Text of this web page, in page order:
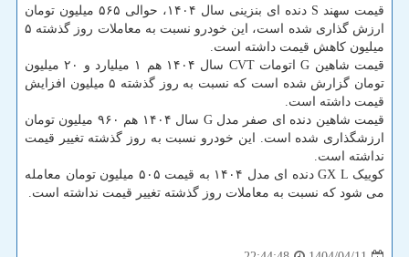
قیمت سهند S دنده ای بنزینی سال ۱۴۰۴، حوالی ۵۶۵ میلیون تومان
ارزش گذاری شده است، این خودرو نسبت به معاملات روز گذشته ۵
میلیون کاهش قیمت داشته است.
قیمت شاهین G اتومات CVT سال ۱۴۰۴ هم ۱ میلیارد و ۲۰ میلیون
تومان گزارش شده است که نسبت به روز گذشته ۵ میلیون افزایش
قیمت داشته است.
قیمت شاهین دنده ای صفر مدل G سال ۱۴۰۴ هم ۹۶۰ میلیون تومان
ارزشگذاری شده است. این خودرو نسبت به روز گذشته تغییر قیمت
نداشته است.
کوییک GX L دنده ای مدل ۱۴۰۴ به قیمت ۵۰۵ میلیون تومان معامله
می شود که نسبت به معاملات روز گذشته تغییر قیمت نداشته است.